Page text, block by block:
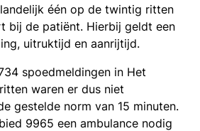
één op de twintig ritten
bij de patiënt. Hierbij geldt een
uitruktijd en aanrijtijd.
spoedmeldingen in Het
waren er dus niet
gestelde norm van 15 minuten.
9965 een ambulance nodig